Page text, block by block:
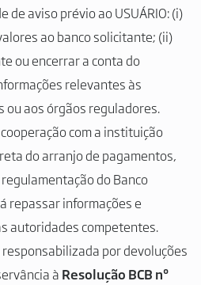
de aviso prévio ao USUÁRIO: (i)
ao banco solicitante; (ii)
ou encerrar a conta do
relevantes às
aos órgãos reguladores.
com a instituição
do arranjo de pagamentos,
do Banco
repassar informações e
autoridades competentes.
responsabilizada por devoluções
à Resolução BCB nº